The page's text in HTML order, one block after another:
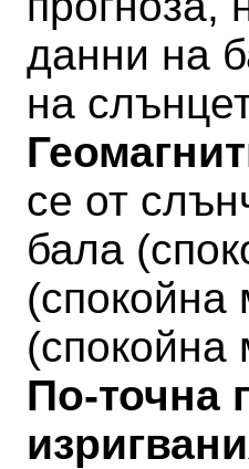
данни на
на
се от
бала (
(спокойна
(спокойна
По-точна